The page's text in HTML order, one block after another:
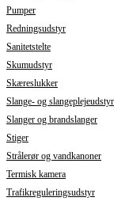
Pumper
Redningsudstyr
Sanitetstelte
Skumudstyr
Skæreslukker
Slange- og slangeplejeudstyr
Slanger og brandslanger
Stiger
Strålerør og vandkanoner
Termisk kamera
Trafikreguleringsudstyr